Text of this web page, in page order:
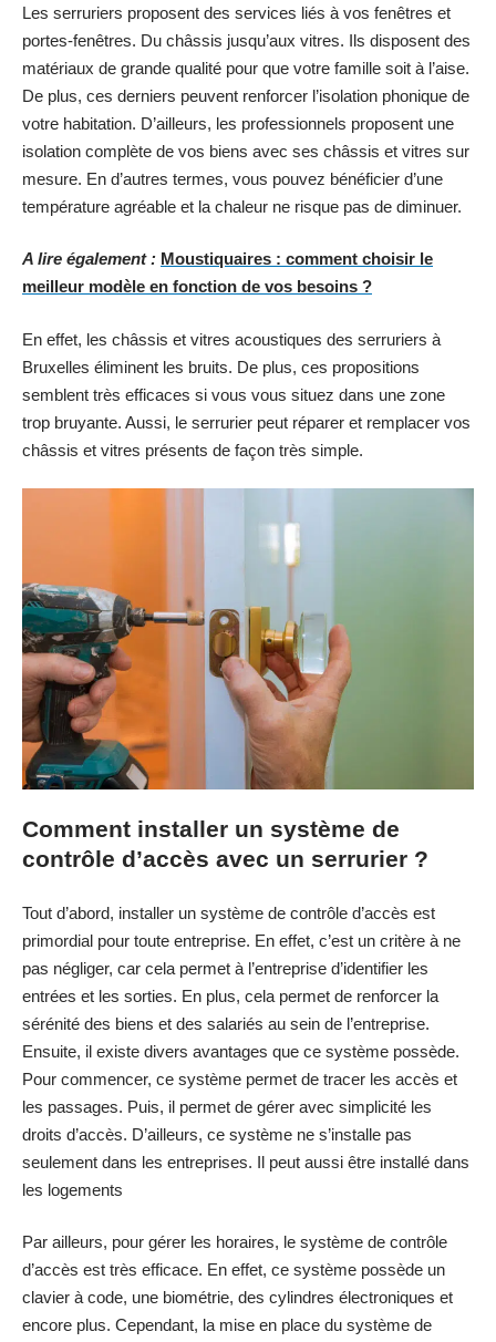
Les serruriers proposent des services liés à vos fenêtres et
portes-fenêtres. Du châssis jusqu’aux vitres. Ils disposent des
matériaux de grande qualité pour que votre famille soit à l’aise.
De plus, ces derniers peuvent renforcer l’isolation phonique de
votre habitation. D’ailleurs, les professionnels proposent une
isolation complète de vos biens avec ses châssis et vitres sur
mesure. En d’autres termes, vous pouvez bénéficier d’une
température agréable et la chaleur ne risque pas de diminuer.
A lire également : Moustiquaires : comment choisir le
meilleur modèle en fonction de vos besoins ?
En effet, les châssis et vitres acoustiques des serruriers à
Bruxelles éliminent les bruits. De plus, ces propositions
semblent très efficaces si vous vous situez dans une zone
trop bruyante. Aussi, le serrurier peut réparer et remplacer vos
châssis et vitres présents de façon très simple.
Comment installer un système de
contrôle d’accès avec un serrurier ?
Tout d’abord, installer un système de contrôle d’accès est
primordial pour toute entreprise. En effet, c’est un critère à ne
pas négliger, car cela permet à l’entreprise d’identifier les
entrées et les sorties. En plus, cela permet de renforcer la
sérénité des biens et des salariés au sein de l’entreprise.
Ensuite, il existe divers avantages que ce système possède.
Pour commencer, ce système permet de tracer les accès et
les passages. Puis, il permet de gérer avec simplicité les
droits d’accès. D’ailleurs, ce système ne s’installe pas
seulement dans les entreprises. Il peut aussi être installé dans
les logements
Par ailleurs, pour gérer les horaires, le système de contrôle
d’accès est très efficace. En effet, ce système possède un
clavier à code, une biométrie, des cylindres électroniques et
encore plus. Cependant, la mise en place du système de